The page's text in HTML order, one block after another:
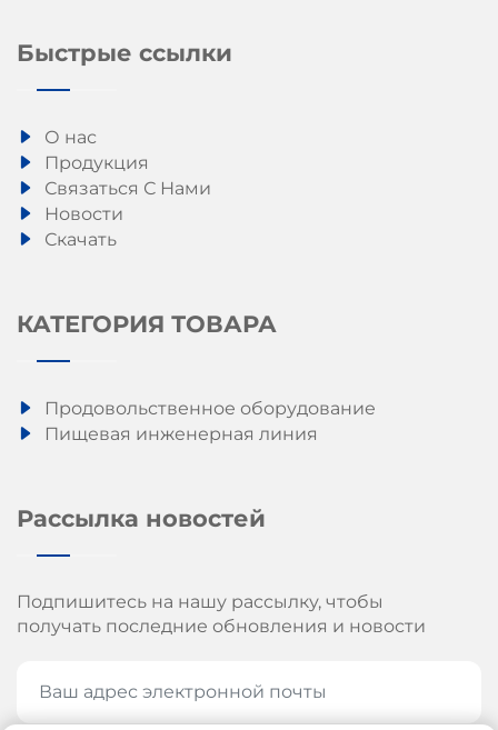
Быстрые ссылки
О нас
Продукция
Связаться С Нами
Новости
Скачать
КАТЕГОРИЯ ТОВАРА
Продовольственное оборудование
Пищевая инженерная линия
Рассылка новостей
Подпишитесь на нашу рассылку, чтобы
получать последние обновления и новости